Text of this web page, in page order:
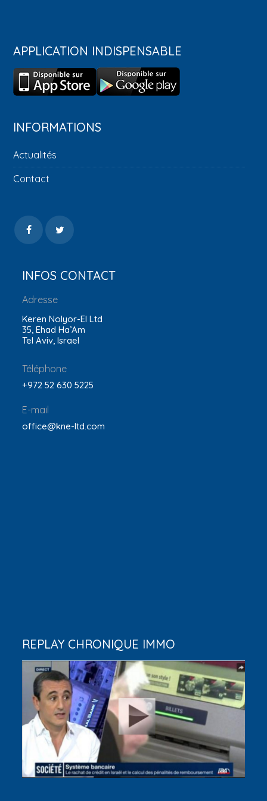
APPLICATION INDISPENSABLE
INFORMATIONS
Actualités
Contact
INFOS CONTACT
Adresse
Keren Nolyor-El Ltd
35, Ehad Ha’Am
Tel Aviv, Israel
Téléphone
+972 52 630 5225
E-mail
office@kne-ltd.com
REPLAY CHRONIQUE IMMO